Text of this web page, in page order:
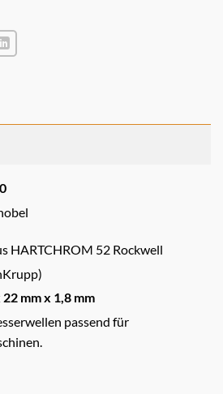
HARTCHROM 52 Rockwell
mm x 1,8 mm
passend für